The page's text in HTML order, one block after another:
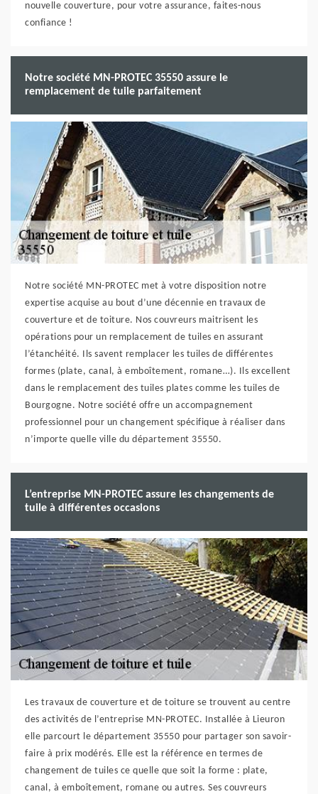
nouvelle couverture, pour votre assurance, faites-nous
confiance !
Notre société MN-PROTEC 35550 assure le
remplacement de tuile parfaitement
Notre société MN-PROTEC met à votre disposition notre
expertise acquise au bout d’une décennie en travaux de
couverture et de toiture. Nos couvreurs maitrisent les
opérations pour un remplacement de tuiles en assurant
l’étanchéité. Ils savent remplacer les tuiles de différentes
formes (plate, canal, à emboîtement, romane…). Ils excellent
dans le remplacement des tuiles plates comme les tuiles de
Bourgogne. Notre société offre un accompagnement
professionnel pour un changement spécifique à réaliser dans
n’importe quelle ville du département 35550.
L’entreprise MN-PROTEC assure les changements de
tuile à différentes occasions
Les travaux de couverture et de toiture se trouvent au centre
des activités de l’entreprise MN-PROTEC. Installée à Lieuron
elle parcourt le département 35550 pour partager son savoir-
faire à prix modérés. Elle est la référence en termes de
changement de tuiles ce quelle que soit la forme : plate,
canal, à emboîtement, romane ou autres. Ses couvreurs